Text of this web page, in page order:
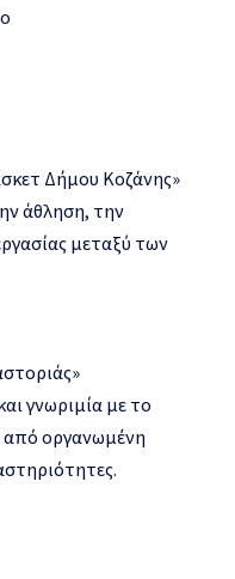
Δήμου Κοζάνης»
άθληση, την
μεταξύ των
γνωριμία με το
από οργανωμένη